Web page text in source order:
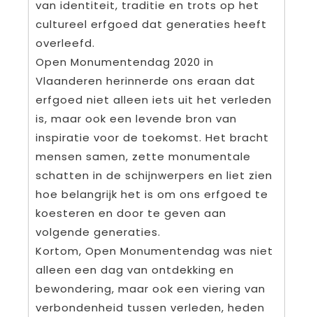
van identiteit, traditie en trots op het
cultureel erfgoed dat generaties heeft
overleefd.
Open Monumentendag 2020 in
Vlaanderen herinnerde ons eraan dat
erfgoed niet alleen iets uit het verleden
is, maar ook een levende bron van
inspiratie voor de toekomst. Het bracht
mensen samen, zette monumentale
schatten in de schijnwerpers en liet zien
hoe belangrijk het is om ons erfgoed te
koesteren en door te geven aan
volgende generaties.
Kortom, Open Monumentendag was niet
alleen een dag van ontdekking en
bewondering, maar ook een viering van
verbondenheid tussen verleden, heden